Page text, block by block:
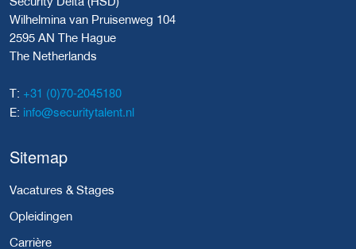
Wilhelmina van Pruisenweg 104
2595 AN The Hague
The Netherlands
T: +31 (0)70-2045180
E: info@securitytalent.nl
Sitemap
Vacatures & Stages
Opleidingen
Carrière